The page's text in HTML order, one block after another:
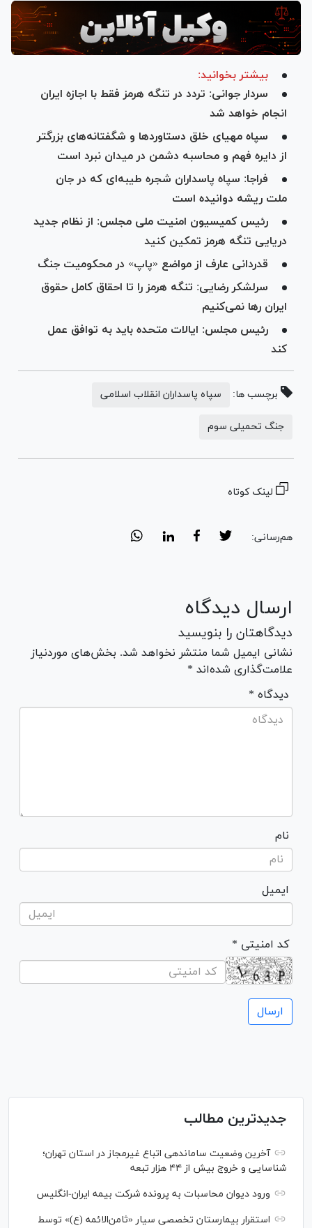
بیشتر بخوانید:
سردار جوانی: تردد در تنگه هرمز فقط با اجازه ایران
انجام خواهد شد
سپاه مهیای خلق دستاورد‌ها و شگفتانه‌های بزرگتر
از دایره فهم و محاسبه دشمن در میدان نبرد است
فراجا: سپاه پاسداران شجره‌‌ طیبه‌ای که در جان
ملت ریشه دوانیده است
رئیس کمیسیون امنیت ملی مجلس: از نظام جدید
دریایی تنگه هرمز تمکین کنید
قدردانی عارف از مواضع «پاپ» در محکومیت جنگ
سرلشکر رضایی: تنگه هرمز را تا احقاق کامل حقوق
ایران رها نمی‌کنیم
رئیس مجلس: ایالات متحده باید به توافق عمل
کند
برچسب ها: سپاه پاسداران انقلاب اسلامی
جنگ تحمیلی سوم
لینک کوتاه
هم‌رسانی:
ارسال دیدگاه
دیدگاهتان را بنویسید
نشانی ایمیل شما منتشر نخواهد شد. بخش‌های موردنیاز
علامت‌گذاری شده‌اند *
* دیدگاه
نام
ایمیل
* کد امنیتی
جدیدترین مطالب
آخرین وضعیت ساماندهی اتباع غیرمجاز در استان تهران؛
شناسایی و خروج بیش از ۴۴ هزار تبعه
ورود دیوان محاسبات به پرونده شرکت بیمه ایران-انگلیس
استقرار بیمارستان تخصصی سیار «ثامن‌الائمه (ع)» توسط